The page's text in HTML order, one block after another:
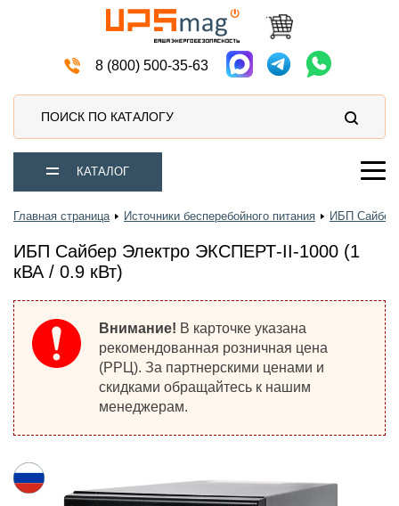
8 (800) 500-35-63
ПОИСК ПО КАТАЛОГУ
КАТАЛОГ
Главная страница Источники бесперебойного питания ИБП Сайбер
ИБП Сайбер Электро ЭКСПЕРТ-II-1000 (1
кВА / 0.9 кВт)
Внимание! В карточке указана
рекомендованная розничная цена
(РРЦ). За партнерскими ценами и
скидками обращайтесь к нашим
менеджерам.
Автомобильные аккумуляторы